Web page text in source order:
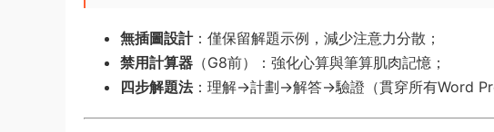
無插圖設計​：僅保留解題示例，減少注意力分散；
禁用計算器 ​（G8前）：強化心算與筆算肌肉記憶；
四步解題法：理解→計劃→解答→驗證（貫穿所有Word